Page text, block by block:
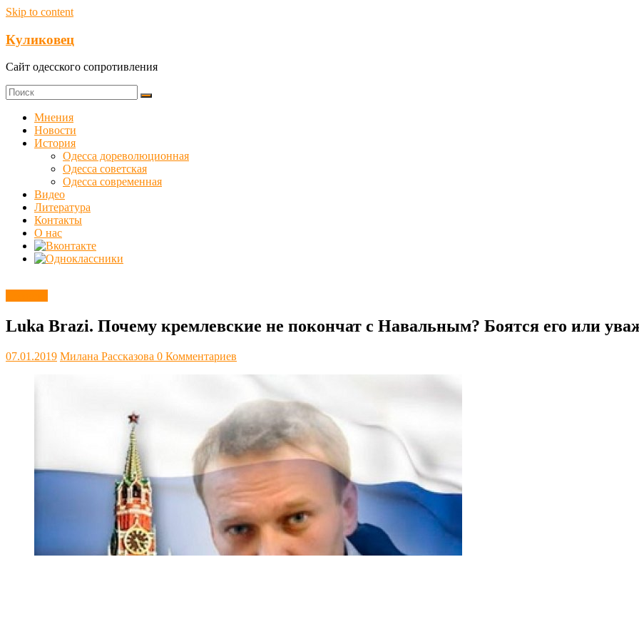
Skip to content
Куликовец
Сайт одесского сопротивления
Мнения
Новости
История
Одесса дореволюционная
Одесса советская
Одесса современная
Видео
Литература
Контакты
О нас
Luka Brazi. Почему кремлевские не покончат с Навальным? Боятся его или
07.01.2019 Милана Рассказова 0 Комментариев